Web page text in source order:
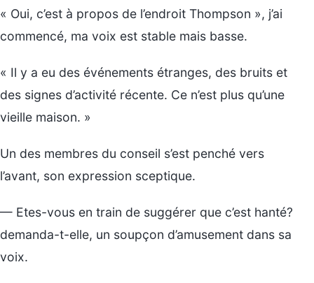
« Oui, c’est à propos de l’endroit Thompson », j’ai
commencé, ma voix est stable mais basse.
« Il y a eu des événements étranges, des bruits et
des signes d’activité récente. Ce n’est plus qu’une
vieille maison. »
Un des membres du conseil s’est penché vers
l’avant, son expression sceptique.
— Etes-vous en train de suggérer que c’est hanté?
demanda-t-elle, un soupçon d’amusement dans sa
voix.